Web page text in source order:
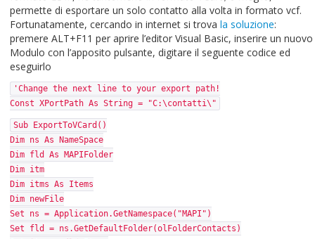
permette di esportare un solo contatto alla volta in formato vcf.
Fortunatamente, cercando in internet si trova la soluzione:
premere ALT+F11 per aprire l’editor Visual Basic, inserire un nuovo
Modulo con l’apposito pulsante, digitare il seguente codice ed
eseguirlo
'Change the next line to your export path!
Const XPortPath As String = "C:\contatti\"
Sub ExportToVCard()
Dim ns As NameSpace
Dim fld As MAPIFolder
Dim itm
Dim itms As Items
Dim newFile
Set ns = Application.GetNamespace("MAPI")
Set fld = ns.GetDefaultFolder(olFolderContacts)